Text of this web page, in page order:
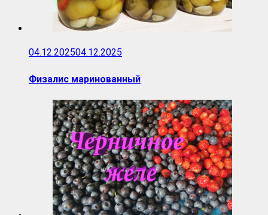
04.12.202504.12.2025
Физалис маринованный